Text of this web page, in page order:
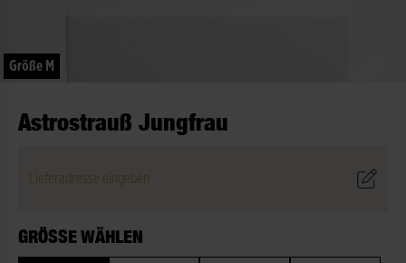
Größe M
Astrostrauß Jungfrau
Lieferadresse eingeben
GRÖSSE WÄHLEN